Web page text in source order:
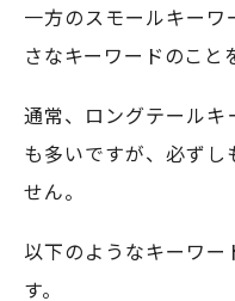
一方のスモールキー
さなキーワードのこと
通常、ロングテールキ
も多いですが、必ず
せん。
以下のようなキーワ
す。